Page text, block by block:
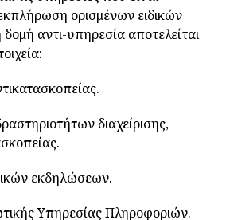
ορισμένων ειδικών
δομή αντι-υπηρεσία αποτελείται
διαχείρισης,
εκδηλώσεων.
Υπηρεσίας Πληροφοριών.